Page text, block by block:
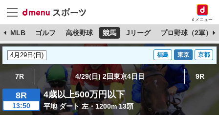
dメニュー
MLB ゴルフ 高校野球 競馬 Jリーグ プロ野球（2軍）
福島 東京 京都
7R 4/29(日) 2回東京4日目 9R
8R
13:50
4歳以上500万円以下
平地 ダート 左・1200m 13頭